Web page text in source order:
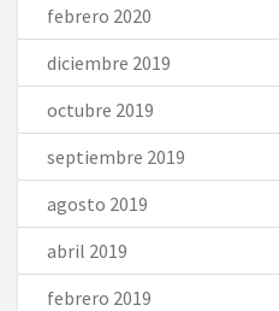
febrero 2020
diciembre 2019
octubre 2019
septiembre 2019
agosto 2019
abril 2019
febrero 2019